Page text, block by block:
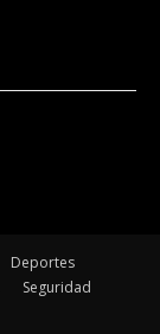
Deportes
Seguridad